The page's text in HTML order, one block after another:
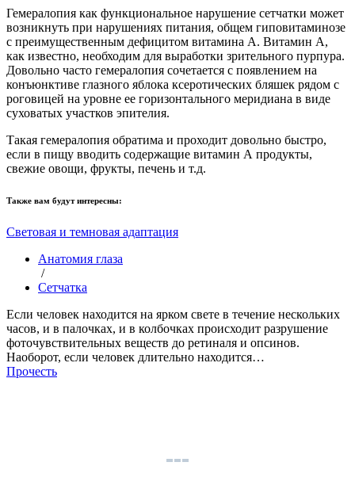
Гемералопия как функциональное нарушение сетчатки может
возникнуть при нарушениях питания, общем гиповитаминозе
с преимущественным дефицитом витамина А. Витамин А,
как известно, необходим для выработки зрительного пурпура.
Довольно часто гемералопия сочетается с появлением на
конъюнктиве глазного яблока ксеротических бляшек рядом с
роговицей на уровне ее горизонтального меридиана в виде
суховатых участков эпителия.
Такая гемералопия обратима и проходит довольно быстро,
если в пищу вводить содержащие витамин А продукты,
свежие овощи, фрукты, печень и т.д.
Также вам будут интересны:
Световая и темновая адаптация
Анатомия глаза
/
Сетчатка
Если человек находится на ярком свете в течение нескольких
часов, и в палочках, и в колбочках происходит разрушение
фоточувствительных веществ до ретиналя и опсинов.
Наоборот, если человек длительно находится…
Прочесть